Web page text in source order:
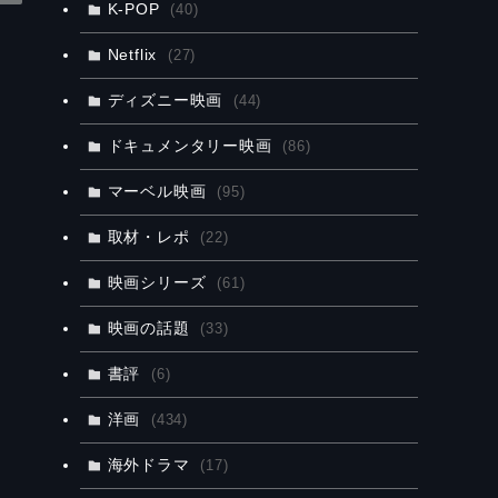
K-POP (40)
Netflix (27)
ディズニー映画 (44)
ドキュメンタリー映画 (86)
マーベル映画 (95)
取材・レポ (22)
映画シリーズ (61)
映画の話題 (33)
書評 (6)
洋画 (434)
海外ドラマ (17)